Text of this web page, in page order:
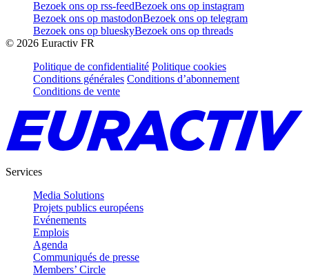
Bezoek ons op rss-feedBezoek ons op instagram
Bezoek ons op mastodonBezoek ons op telegram
Bezoek ons op blueskyBezoek ons op threads
© 2026 Euractiv FR
Politique de confidentialité Politique cookies
Conditions générales Conditions d’abonnement
Conditions de vente
Services
Media Solutions
Projets publics européens
Evénements
Emplois
Agenda
Communiqués de presse
Members’ Circle